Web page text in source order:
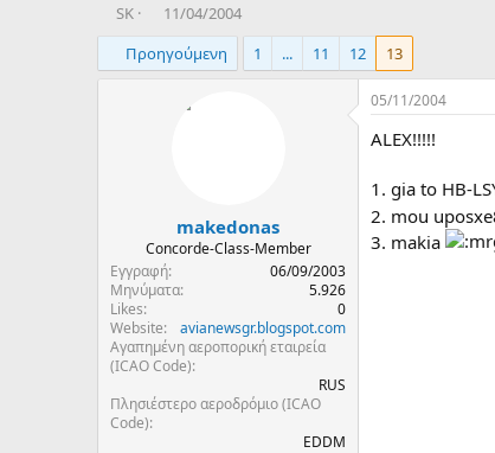
T
h
e
r
SK
Η
μ
ε
ρ
η
μ
ι
υ
ρ
γ
ί
11/04/2004
Προηγούμενη
1 ... 11 12 13
makedonas
Concorde-Class-Member
Εγγραφή
06/09/2003
Μηνύματα
5.926
Likes
0
Website
avianewsgr.blogspot.com
Αγαπημένη αεροπορική εταιρεία
(ICAO Code)
RUS
Πλησιέστερο αεροδρόμιο (ICAO
Code)
EDDM
05/11/2004
ALEX!!!!!
1. gia to HB-
2. mou
3. makia